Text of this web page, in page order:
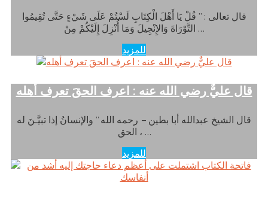
قال تعالى : ” قُلْ يَا أَهْلَ الْكِتَابِ لَسْتُمْ عَلَى شَيْءٍ حَتَّى تُقِيمُوا
التَّوْرَاةَ وَالإِنْجِيلَ وَمَا أُنْزِلَ إِلَيْكُمْ مِنْ …
للمزيد
قال عليٌّ رضي الله عنه : اعرف الحقَ تعرف أهله
قال الشيخ عبدالله أبا بطين – رحمه الله ” والإنسانُ إذا تبيَّـنَ له
الحق ، …
للمزيد